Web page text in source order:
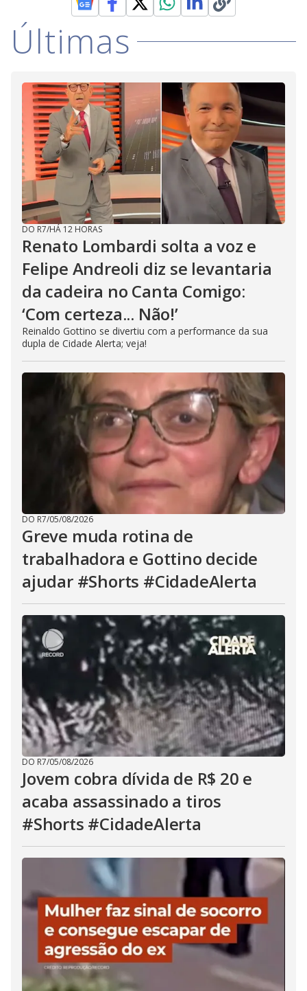
Últimas
DO R7/HÁ 12 HORAS
Renato Lombardi solta a voz e
Felipe Andreoli diz se levantaria
da cadeira no Canta Comigo:
‘Com certeza... Não!’
Reinaldo Gottino se divertiu com a performance da sua
dupla de Cidade Alerta; veja!
DO R7/05/08/2026
Greve muda rotina de
trabalhadora e Gottino decide
ajudar #Shorts #CidadeAlerta
DO R7/05/08/2026
Jovem cobra dívida de R$ 20 e
acaba assassinado a tiros
#Shorts #CidadeAlerta